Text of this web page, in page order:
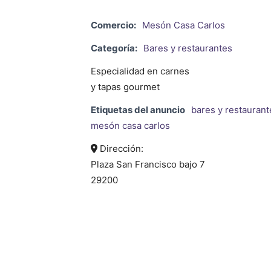
Comercio: Mesón Casa Carlos
Categoría: Bares y restaurantes
Especialidad en carnes
y tapas gourmet
Etiquetas del anuncio bares y
mesón casa carlos
Dirección:
Plaza San Francisco bajo 7
29200